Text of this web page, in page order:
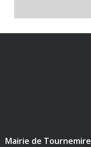
Mairie de Tournemire